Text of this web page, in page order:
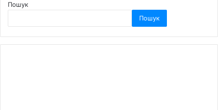
Пошук
Пошук